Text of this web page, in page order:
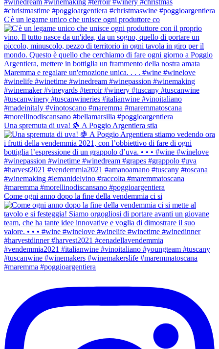
C'è un legame unico che unisce ogni produttore co
Una spremuta di uva! 🍇 A Poggio Argentiera stia
Come ogni anno dopo la fine della vendemmia ci si